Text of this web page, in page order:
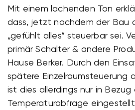
Mit einem lachenden Ton
dass, jetzt nachdem der Bau
„gefühlt alles“ steuerbar sei.
primär Schalter & andere
Hause Berker. Durch den
spätere Einzelraumsteuerung
ist dies allerdings nur in Bezug
Temperaturabfrage